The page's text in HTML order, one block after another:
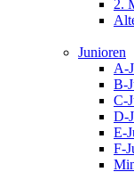
2.
Junioren
A-
B-
C-
D-
E-
F-